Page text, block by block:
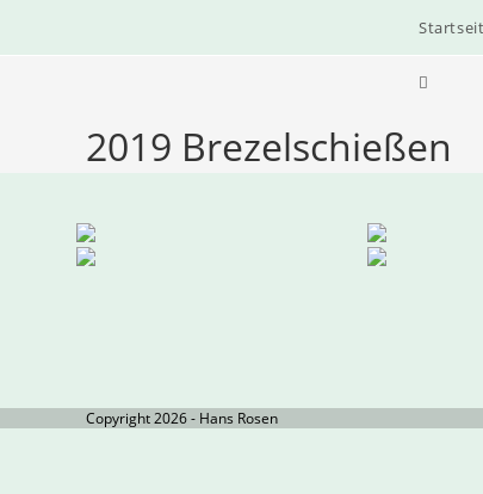
Website-
Suche
2019 Brezelschießen
Copyright 2026 - Hans Rosen